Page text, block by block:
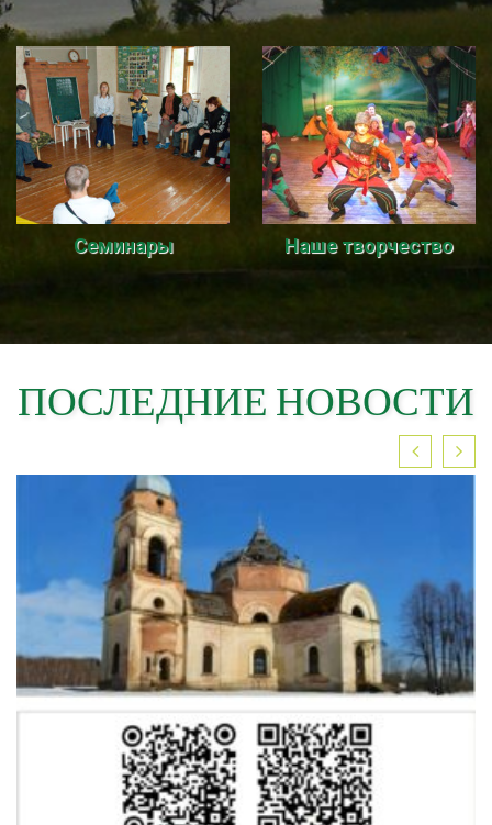
Семинары Наше творчество
ПОСЛЕДНИЕ НОВОСТИ